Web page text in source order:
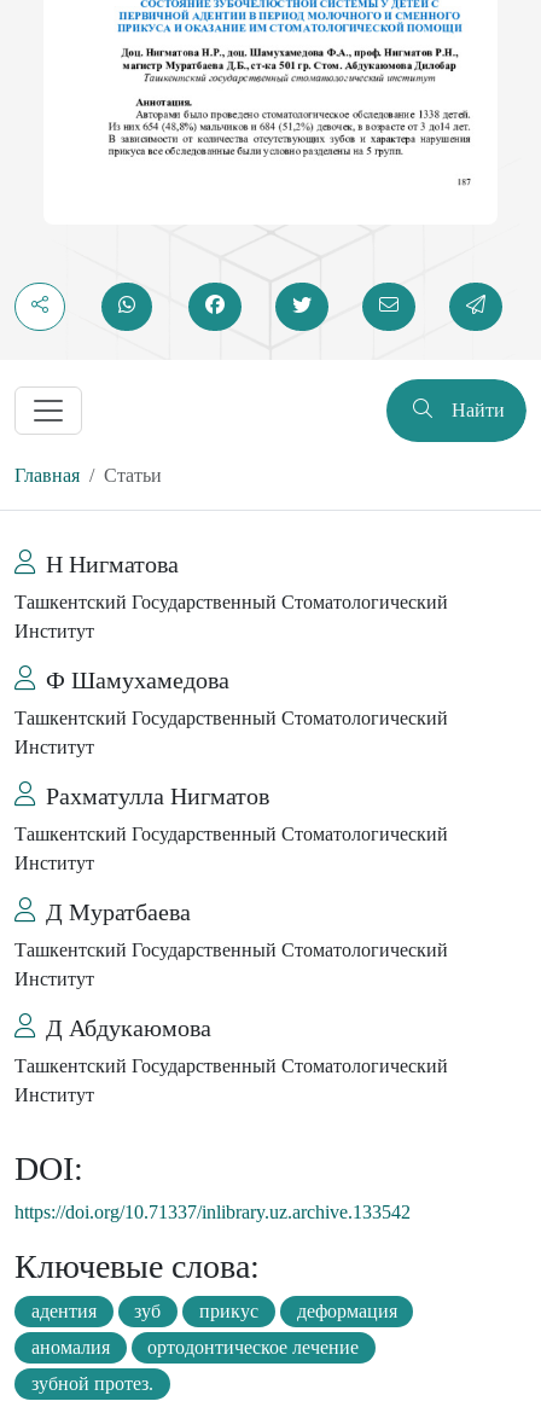
Найти
Главная Статьи
Н Нигматова
Ташкентский Государственный Стоматологический
Институт
Ф Шамухамедова
Ташкентский Государственный Стоматологический
Институт
Рахматулла Нигматов
Ташкентский Государственный Стоматологический
Институт
Д Муратбаева
Ташкентский Государственный Стоматологический
Институт
Д Абдукаюмова
Ташкентский Государственный Стоматологический
Институт
DOI:
https://doi.org/10.71337/inlibrary.uz.archive.133542
Ключевые слова:
адентия зуб прикус
деформация
аномалия
ортодонтическое лечение
зубной протез.